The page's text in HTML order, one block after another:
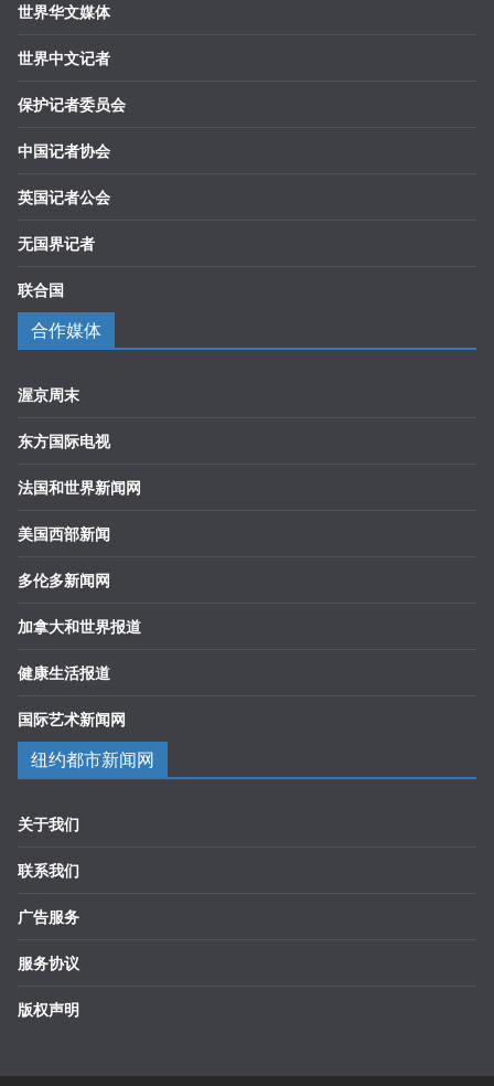
世界华文媒体
世界中文记者
保护记者委员会
中国记者协会
英国记者公会
无国界记者
联合国
合作媒体
渥京周末
东方国际电视
法国和世界新闻网
美国西部新闻
多伦多新闻网
加拿大和世界报道
健康生活报道
国际艺术新闻网
纽约都市新闻网
关于我们
联系我们
广告服务
服务协议
版权声明